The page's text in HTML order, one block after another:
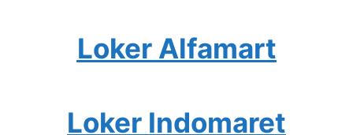
Loker Alfamart
Loker Indomaret